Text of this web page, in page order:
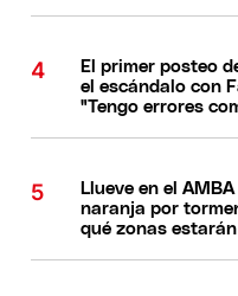
El primer posteo
el escándalo con
"Tengo errores
Llueve en el
naranja por
qué zonas